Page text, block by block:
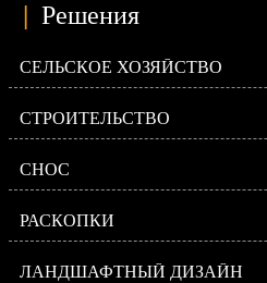
Решения
СЕЛЬСКОЕ ХОЗЯЙСТВО
СТРОИТЕЛЬСТВО
СНОС
РАСКОПКИ
ЛАНДШАФТНЫЙ ДИЗАЙН